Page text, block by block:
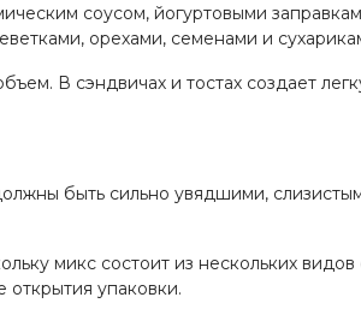
соусом, йогуртовыми
орехами, семенами и
В сэндвичах и тостах создает
быть сильно увядшими,
микс состоит из нескольких
упаковки.